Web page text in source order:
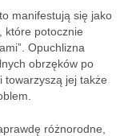
manifestują się jako
które potocznie
Opuchlizna
obrzęków po
towarzyszą jej także
różnorodne,